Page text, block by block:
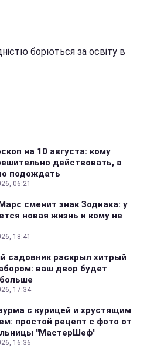
борються за освіту в
на 10 августа: кому
действовать, а
подождать
06:21
сменит знак Зодиака: у
новая жизнь и кому не
18:41
садовник раскрыл хитрый
ваш двор будет
17:34
с курицей и хрустящим
простой рецепт с фото от
"МастерШеф"
16:36